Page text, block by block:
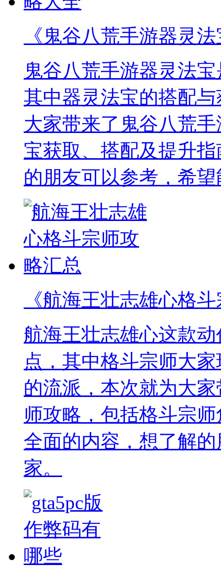
《鬼谷八荒手游器灵
鬼谷八荒手游器灵法
其中器灵法宝的搭配
大家带来了鬼谷八荒
宝获取、搭配及提升
的朋友可以参考，希
《航海王壮志雄心格
航海王壮志雄心这款
点，其中格斗宗师大
的流派，本次就为大
师攻略，包括格斗宗
全面的内容，想了解
家。